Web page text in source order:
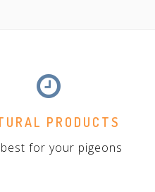
PRODUCTS
for your pigeons